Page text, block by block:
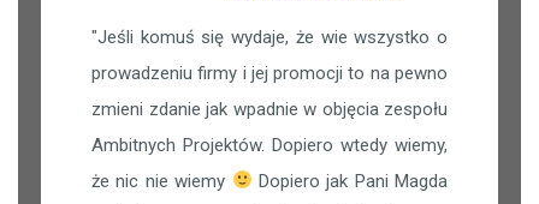
"Jeśli komuś się wydaje, że wie wszystko o
prowadzeniu firmy i jej promocji to na pewno
zmieni zdanie jak wpadnie w objęcia zespołu
Ambitnych Projektów. Dopiero wtedy wiemy,
że nic nie wiemy
Dopiero jak Pani Magda